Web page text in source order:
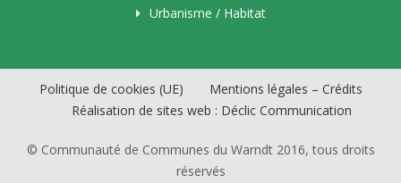
Urbanisme / Habitat
Politique de cookies (UE)
Mentions légales – Crédits
Réalisation de sites web : Déclic Communication
© Communauté de Communes du Warndt 2016, tous droits
réservés